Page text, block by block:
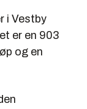
i Vestby
er en 903
og en